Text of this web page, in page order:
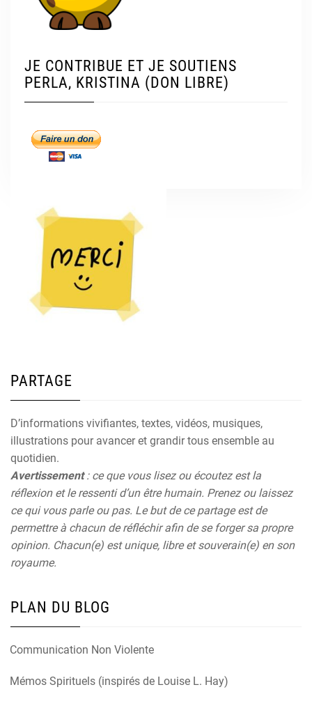
JE CONTRIBUE ET JE SOUTIENS
PERLA, KRISTINA (DON LIBRE)
PARTAGE
D’informations vivifiantes, textes, vidéos, musiques,
illustrations pour avancer et grandir tous ensemble au
quotidien.
Avertissement: ce que vous lisez ou écoutez est la
réflexion et le ressenti d’un être humain. Prenez ou laissez
ce qui vous parle ou pas. Le but de ce partage est de
permettre à chacun de réfléchir afin de se forger sa propre
opinion. Chacun(e) est unique, libre et souverain(e) en son
royaume.
PLAN DU BLOG
Communication Non Violente
Mémos Spirituels (inspirés de Louise L. Hay)